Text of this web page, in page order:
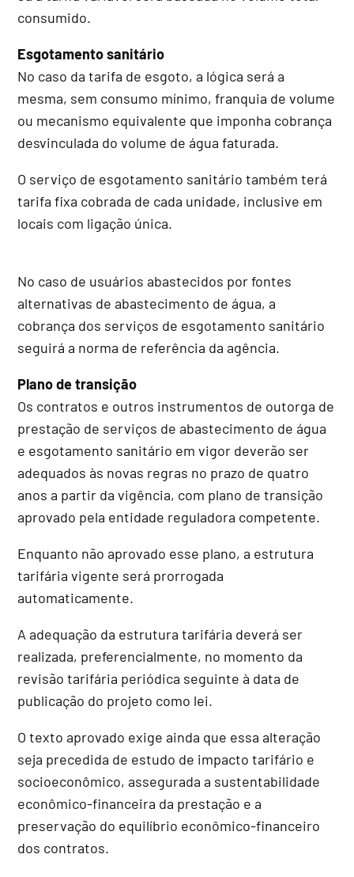
consumido.
Esgotamento sanitário
No caso da tarifa de esgoto, a lógica será a
mesma, sem consumo mínimo, franquia de volume
ou mecanismo equivalente que imponha cobrança
desvinculada do volume de água faturada.
O serviço de esgotamento sanitário também terá
tarifa fixa cobrada de cada unidade, inclusive em
locais com ligação única.
No caso de usuários abastecidos por fontes
alternativas de abastecimento de água, a
cobrança dos serviços de esgotamento sanitário
seguirá a norma de referência da agência.
Plano de transição
Os contratos e outros instrumentos de outorga de
prestação de serviços de abastecimento de água
e esgotamento sanitário em vigor deverão ser
adequados às novas regras no prazo de quatro
anos a partir da vigência, com plano de transição
aprovado pela entidade reguladora competente.
Enquanto não aprovado esse plano, a estrutura
tarifária vigente será prorrogada
automaticamente.
A adequação da estrutura tarifária deverá ser
realizada, preferencialmente, no momento da
revisão tarifária periódica seguinte à data de
publicação do projeto como lei.
O texto aprovado exige ainda que essa alteração
seja precedida de estudo de impacto tarifário e
socioeconômico, assegurada a sustentabilidade
econômico-financeira da prestação e a
preservação do equilíbrio econômico-financeiro
dos contratos.